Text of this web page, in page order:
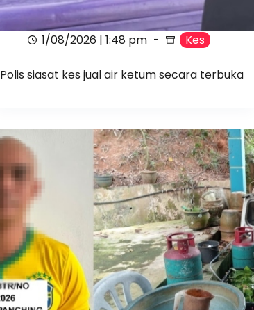
1/08/2026 | 1:48 pm Kes
Polis siasat kes jual air ketum secara terbuka